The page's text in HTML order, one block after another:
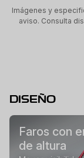
Imágenes y
aviso. Consulta
DISEÑO
Faros con
de altura